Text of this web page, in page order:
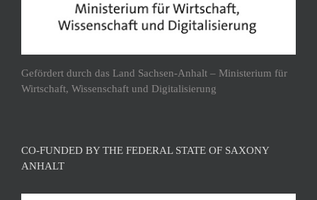
Gefördert durch das Land Sachsen-Anhalt – Ministerium für
Wirtschaft, Wissenschaft und Digitalisierung
CO-FUNDED BY THE FEDERAL STATE OF SAXONY
ANHALT